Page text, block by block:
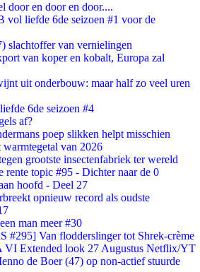
door en door en door....
vol liefde 6de seizoen #1 voor de
slachtoffer van vernielingen
van koper en kobalt, Europa zal
uit onderbouw: maar half zo veel uren
6de seizoen #4
af?
poep slikken helpt misschien
warmtegetal van 2026
grootste insectenfabriek ter wereld
rente topic #95 - Dichter naar de 0
hoofd - Deel 27
opnieuw record als oudste
man meer #30
#295] Van flodderslinger tot Shrek-crème
Extended look 27 Augustus Netflix/YT
de Boer (47) op non-actief stuurde